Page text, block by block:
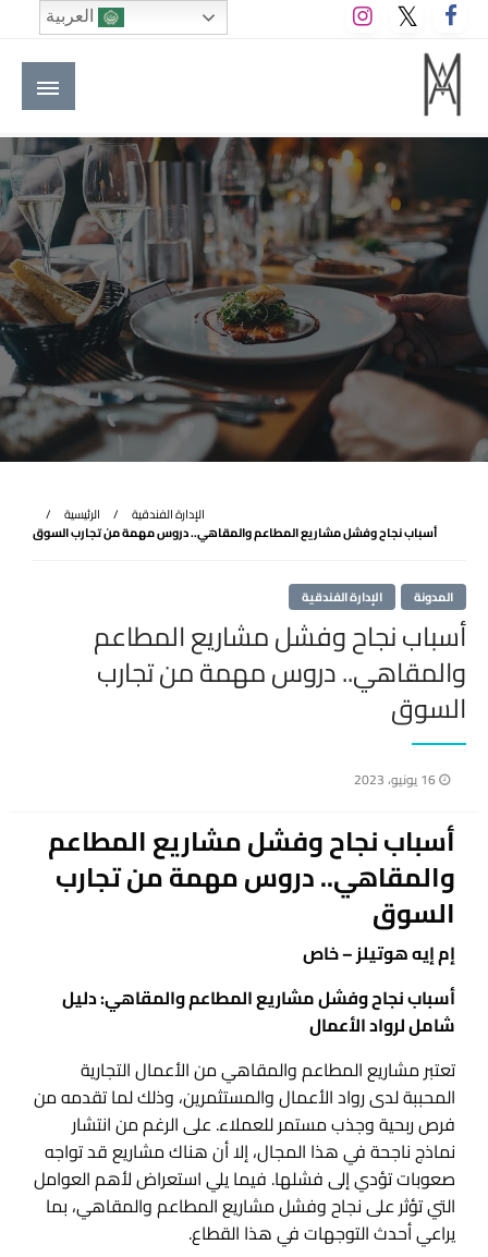
التخطي
إلى
المحتوى
M A hotels | إم ايه هوتيلز
الموقع الأول للعاملين في الفنادق في العالم العربي
الرئيسية
الإدارة الفندقية
أسباب نجاح وفشل مشاريع المطاعم والمقاهي.. دروس مهمة من تجارب السوق
الإدارة الفندقية المدونة
أسباب نجاح وفشل مشاريع المطاعم
والمقاهي.. دروس مهمة من تجارب
السوق
نُشر
16 يونيو، 2023
أسباب نجاح وفشل مشاريع المطاعم
والمقاهي.. دروس مهمة من تجارب
السوق
إم إيه هوتيلز – خاص
أسباب نجاح وفشل مشاريع المطاعم والمقاهي: دليل
شامل لرواد الأعمال
تعتبر مشاريع المطاعم والمقاهي من الأعمال التجارية
المحببة لدى رواد الأعمال والمستثمرين، وذلك لما تقدمه من
فرص ربحية وجذب مستمر للعملاء. على الرغم من انتشار
نماذج ناجحة في هذا المجال، إلا أن هناك مشاريع قد تواجه
صعوبات تؤدي إلى فشلها. فيما يلي استعراض لأهم العوامل
التي تؤثر على نجاح وفشل مشاريع المطاعم والمقاهي، بما
يراعي أحدث التوجهات في هذا القطاع.
العربية